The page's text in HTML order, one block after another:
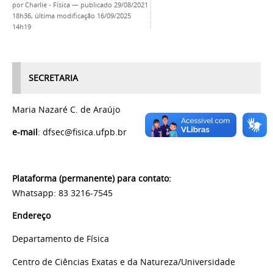
porCharlie - Física — publicado 29/08/2021
18h36, última modificação 16/09/2025
14h19
SECRETARIA
Maria Nazaré C. de Araújo
e-mail: dfsec@fisica.ufpb.br
Plataforma (permanente) para contato:
Whatsapp: 83 3216-7545
Endereço
Departamento de Física
Centro de Ciências Exatas e da Natureza/Universidade